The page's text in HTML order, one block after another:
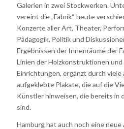
Galerien in zwei Stockwerken.
vereint die „Fabrik“ heute
Konzerte aller Art, Theater,
Pädagogik, Politik und
Ergebnissen der Innenräume der
Linien der Holzkonstruktionen
Einrichtungen, ergänzt durch viele
aufgeklebte Plakate, die auf die
Künstler hinweisen, die bereits in
sind.
Hamburg hat auch noch eine